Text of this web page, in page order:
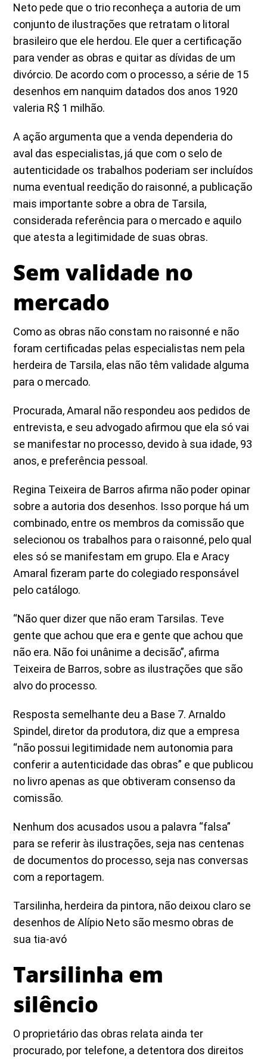
Neto pede que o trio reconheça a autoria de um
conjunto de ilustrações que retratam o litoral
brasileiro que ele herdou. Ele quer a certificação
para vender as obras e quitar as dívidas de um
divórcio. De acordo com o processo, a série de 15
desenhos em nanquim datados dos anos 1920
valeria R$ 1 milhão.
A ação argumenta que a venda dependeria do
aval das especialistas, já que com o selo de
autenticidade os trabalhos poderiam ser incluídos
numa eventual reedição do raisonné, a publicação
mais importante sobre a obra de Tarsila,
considerada referência para o mercado e aquilo
que atesta a legitimidade de suas obras.
Sem validade no
mercado
Como as obras não constam no raisonné e não
foram certificadas pelas especialistas nem pela
herdeira de Tarsila, elas não têm validade alguma
para o mercado.
Procurada, Amaral não respondeu aos pedidos de
entrevista, e seu advogado afirmou que ela só vai
se manifestar no processo, devido à sua idade, 93
anos, e preferência pessoal.
Regina Teixeira de Barros afirma não poder opinar
sobre a autoria dos desenhos. Isso porque há um
combinado, entre os membros da comissão que
selecionou os trabalhos para o raisonné, pelo qual
eles só se manifestam em grupo. Ela e Aracy
Amaral fizeram parte do colegiado responsável
pelo catálogo.
“Não quer dizer que não eram Tarsilas. Teve
gente que achou que era e gente que achou que
não era. Não foi unânime a decisão”, afirma
Teixeira de Barros, sobre as ilustrações que são
alvo do processo.
Resposta semelhante deu a Base 7. Arnaldo
Spindel, diretor da produtora, diz que a empresa
“não possui legitimidade nem autonomia para
conferir a autenticidade das obras” e que publicou
no livro apenas as que obtiveram consenso da
comissão.
Nenhum dos acusados usou a palavra “falsa”
para se referir às ilustrações, seja nas centenas
de documentos do processo, seja nas conversas
com a reportagem.
Tarsilinha, herdeira da pintora, não deixou claro se
desenhos de Alípio Neto são mesmo obras de
sua tia-avó
Tarsilinha em
silêncio
O proprietário das obras relata ainda ter
procurado, por telefone, a detentora dos direitos